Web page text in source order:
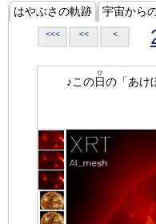
はやぶさの軌跡 宇宙から
<<< << <
♪この日
ひ
の「あけ